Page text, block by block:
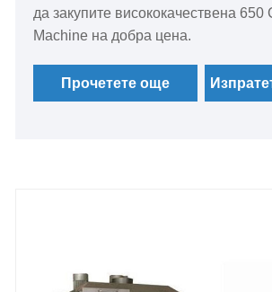
да закупите висококачествена 650
Machine на добра цена.
Прочетете още